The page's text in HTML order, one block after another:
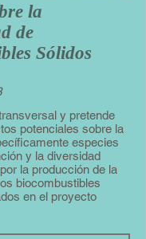
la
de
Sólidos
y pretende
potenciales sobre la
especies
y la diversidad
la producción de la
biocombustibles
en el proyecto